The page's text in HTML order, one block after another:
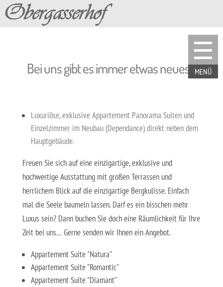
Bei uns gibt es immer etwas neues...
Luxuriöse, exklusive Appartement Panorama Suiten und
Einzelzimmer im Neubau (Dependance) direkt neben dem
Hauptgebäude.
Freuen Sie sich auf eine einzigartige, exklusive und
hochwertige Ausstattung mit großen Terrassen und
herrlichem Blick auf die einzigartige Bergkulisse. Einfach
mal die Seele baumeln lassen. Darf es ein bisschen mehr
Luxus sein? Dann buchen Sie doch eine Räumlichkeit für Ihre
Zeit bei uns… Gerne senden wir Ihnen ein Angebot.
Appartement Suite "Natura"
Appartement Suite "Romantic"
Appartement Suite "Diamant"